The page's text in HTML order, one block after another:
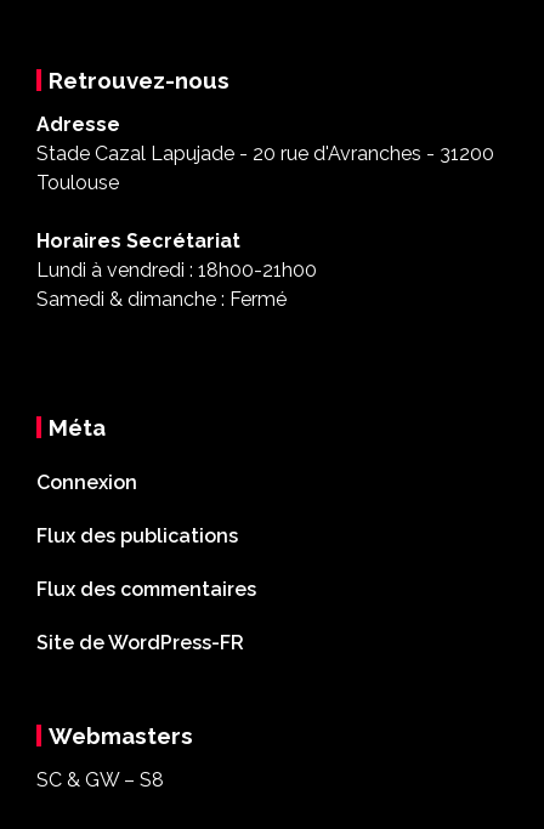
Retrouvez-nous
Adresse
Stade Cazal Lapujade - 20 rue d'Avranches - 31200
Toulouse
Horaires Secrétariat
Lundi à vendredi : 18h00-21h00
Samedi & dimanche : Fermé
Méta
Connexion
Flux des publications
Flux des commentaires
Site de WordPress-FR
Webmasters
SC & GW – S8